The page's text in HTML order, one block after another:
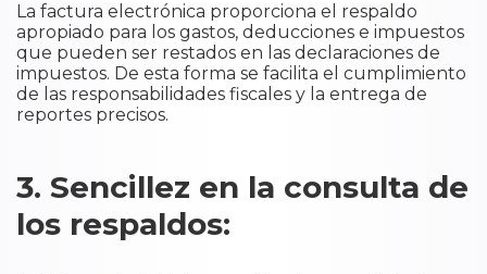
La factura electrónica proporciona el respaldo
apropiado para los gastos, deducciones e impuestos
que pueden ser restados en las declaraciones de
impuestos. De esta forma se facilita el cumplimiento
de las responsabilidades fiscales y la entrega de
reportes precisos.
3. Sencillez en la consulta de
los respaldos: